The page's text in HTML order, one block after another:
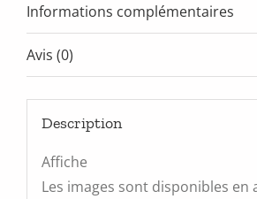
Informations complémentaires
Avis (0)
Description
Affiche
Les images sont disponibles en